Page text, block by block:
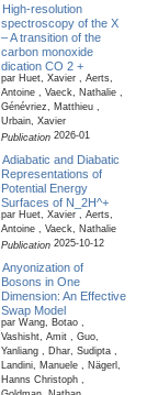
High-resolution
spectroscopy of the X
– A transition of the
carbon monoxide
dication CO 2 +
par Huet, Xavier , Aerts,
Antoine , Vaeck, Nathalie ,
Génévriez, Matthieu ,
Urbain, Xavier
Publication2026-01
Adiabatic and Diabatic
Representations of
Potential Energy
Surfaces of N_2H^+
par Huet, Xavier , Aerts,
Antoine , Vaeck, Nathalie
Publication2025-10-12
Anyonization of
Bosons in One
Dimension: An Effective
Swap Model
par Wang, Botao ,
Vashisht, Amit , Guo,
Yanliang , Dhar, Sudipta ,
Landini, Manuele , Nägerl,
Hanns Christoph ,